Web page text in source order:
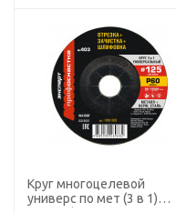
Круг многоцелевой
универс по мет (3 в 1)